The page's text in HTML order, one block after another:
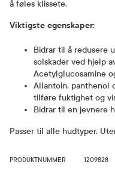
å føles klissete.
Viktigste egenskaper:
Bidrar til å redusere
solskader ved hjelp
Acetylglucosamine
Allantoin, panthenol
tilføre fuktighet og
Bidrar til en jevnere
Passer til alle hudtyper.
PRODUKTNUMMER 1209828